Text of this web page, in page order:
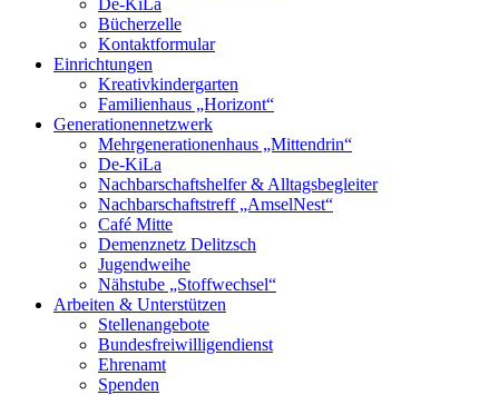
De-KiLa
Bücherzelle
Kontaktformular
Einrichtungen
Kreativkindergarten
Familienhaus „Horizont“
Generationennetzwerk
Mehrgenerationenhaus „Mittendrin“
De-KiLa
Nachbarschaftshelfer & Alltagsbegleiter
Nachbarschaftstreff „AmselNest“
Café Mitte
Demenznetz Delitzsch
Jugendweihe
Nähstube „Stoffwechsel“
Arbeiten & Unterstützen
Stellenangebote
Bundesfreiwilligendienst
Ehrenamt
Spenden